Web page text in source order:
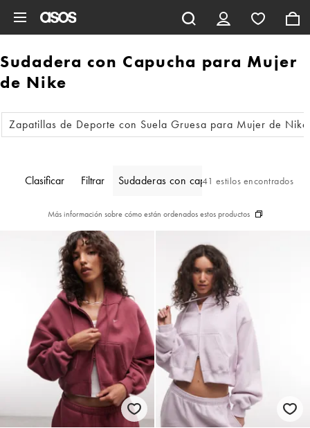
Sudadera con Capucha para Mujer
de Nike
Zapatillas de Deporte con Suela Gruesa para Mujer de Nike
Clasificar Filtrar Sudaderas con capucha41 estilos encontrados
Más información sobre cómo están ordenados estos productos